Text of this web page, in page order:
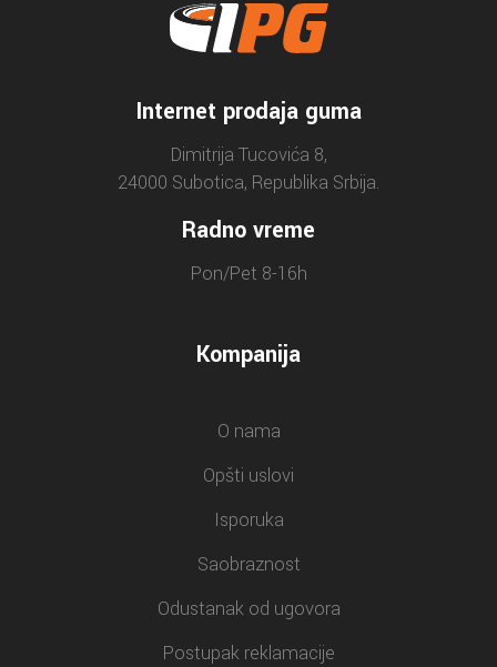
Internet prodaja guma
Dimitrija Tucovića 8,
24000 Subotica, Republika Srbija.
Radno vreme
Pon/Pet 8-16h
Kompanija
O nama
Opšti uslovi
Isporuka
Saobraznost
Odustanak od ugovora
Postupak reklamacije